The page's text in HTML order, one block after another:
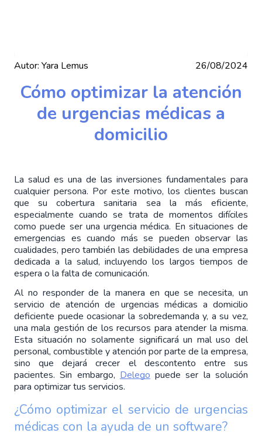
Autor: Yara Lemus 26/08/2024
Cómo optimizar la atención
de urgencias médicas a
domicilio
La salud es una de las inversiones fundamentales para
cualquier persona. Por este motivo, los clientes buscan
que su cobertura sanitaria sea la más eficiente,
especialmente cuando se trata de momentos difíciles
como puede ser una urgencia médica. En situaciones de
emergencias es cuando más se pueden observar las
cualidades, pero también las debilidades de una empresa
dedicada a la salud, incluyendo los largos tiempos de
espera o la falta de comunicación.
Al no responder de la manera en que se necesita, un
servicio de atención de urgencias médicas a domicilio
deficiente puede ocasionar la sobredemanda y, a su vez,
una mala gestión de los recursos para atender la misma.
Esta situación no solamente significará un mal uso del
personal, combustible y atención por parte de la empresa,
sino que dejará crecer el descontento entre sus
pacientes. Sin embargo, Delego puede ser la solución
para optimizar tus servicios.
¿Cómo optimizar el servicio de urgencias
médicas con la ayuda de un software?